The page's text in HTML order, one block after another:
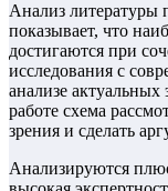
Анализ литературы
показывает, что
достигаются при
исследования с
анализе
работе схема
зрения и сделать
Анализируются